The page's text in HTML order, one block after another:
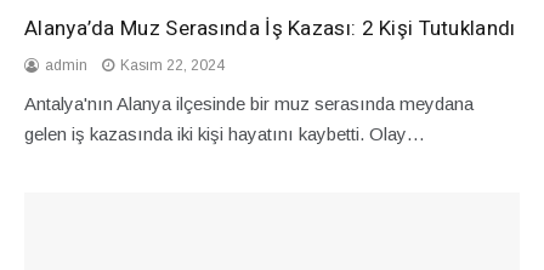
Alanya’da Muz Serasında İş Kazası: 2 Kişi Tutuklandı
admin Kasım 22, 2024
Antalya'nın Alanya ilçesinde bir muz serasında meydana
gelen iş kazasında iki kişi hayatını kaybetti. Olay…